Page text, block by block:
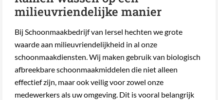
milieuvriendelijke manier
Bij Schoonmaakbedrijf van Iersel hechten we grote
waarde aan milieuvriendelijkheid in al onze
schoonmaakdiensten. Wij maken gebruik van biologisch
afbreekbare schoonmaakmiddelen die niet alleen
effectief zijn, maar ook veilig voor zowel onze
medewerkers als uw omgeving. Dit is vooral belangrijk